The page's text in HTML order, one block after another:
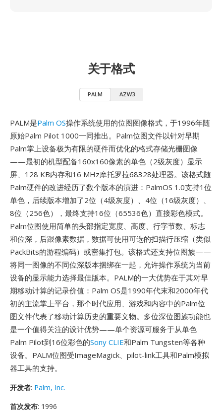
关于格式
PALM AZW3
PALM是Palm OS操作系统使用的位图图像格式，于1996年随
原始Palm Pilot 1000一同推出。Palm位图文件以针对早期
Palm掌上设备极为有限的硬件而优化的格式存储光栅图像
——最初的机型配备160x160像素的单色（2级灰度）显示
屏、128 KB内存和16 MHz摩托罗拉68328处理器。该格式随
Palm硬件的改进经历了数个版本的演进：PalmOS 1.0支持1位
单色，后续版本增加了2位（4级灰度）、4位（16级灰度）、
8位（256色），最终支持16位（65536色）直接彩色模式。
Palm位图使用简单的头部指定宽度、高度、行字节数、标志
和位深，后跟像素数据，数据可使用可选的扫描行压缩（类似
PackBits的游程编码）或密集打包。该格式还支持位图族——
将同一图像的不同位深版本捆绑在一起，允许操作系统为当前
设备的显示能力选择最佳版本。PALM的一大优势在于其对早
期移动计算的记录价值：Palm OS是1990年代末和2000年代
初的主流掌上平台，那个时代应用、游戏和内容中的Palm位
图文件代表了移动计算历史的重要文物。多位深位图族功能也
是一个值得关注的设计优势——单个资源可服务于从单色
Palm Pilot到16位彩色的Sony CLIE和Palm Tungsten等各种
设备。PALM位图受ImageMagick、pilot-link工具和Palm模拟
器工具的支持。
开发者: Palm, Inc.
首次发布: 1996